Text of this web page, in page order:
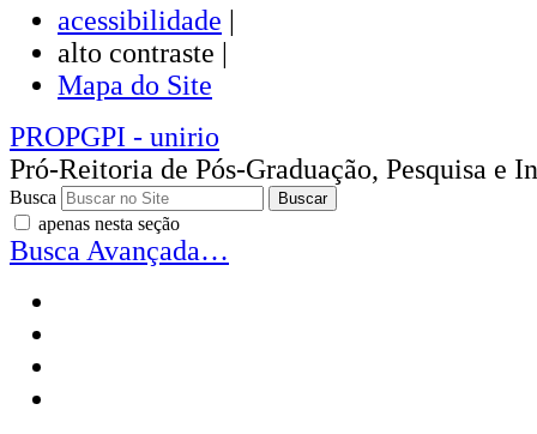
acessibilidade |
alto contraste |
Mapa do Site
PROPGPI - unirio
Pró-Reitoria de Pós-Graduação, Pesquisa e
Busca
apenas nesta seção
Busca Avançada…